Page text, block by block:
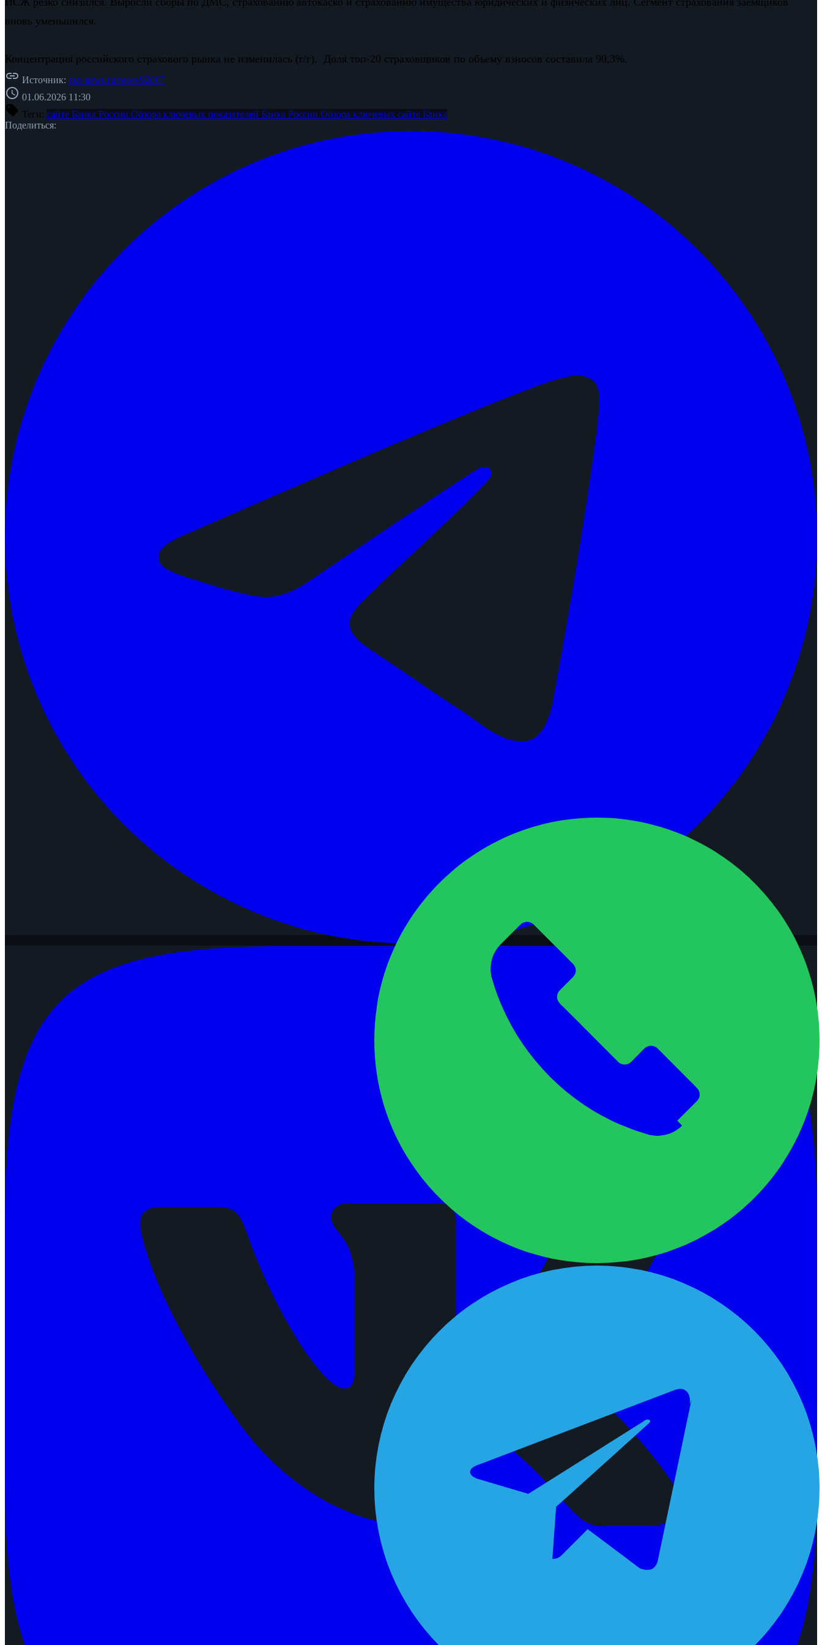
вновь уменьшился.
Концентрация российского страхового рынка не изменилась (г/г). Доля топ-20 страховщиков по объему взносов составила 90,3%.
link Источник: asn-news.ru/news/92067
schedule 01.06.2026 11:30
sell Теги: сайте Банка России Обзора ключевых показателей Банка России Обзора ключевых сайте Банка
Поделиться: